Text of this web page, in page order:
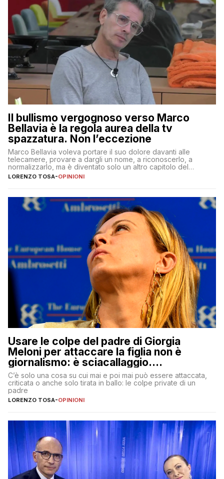
Il bullismo vergognoso verso Marco
Bellavia è la regola aurea della tv
spazzatura. Non l’eccezione
Marco Bellavia voleva portare il suo dolore davanti alle
telecamere, provare a dargli un nome, a riconoscerlo, a
normalizzarlo, ma è diventato solo un altro capitolo del
copione
LORENZO TOSA-OPINIONI
Usare le colpe del padre di Giorgia
Meloni per attaccare la figlia non è
giornalismo: è sciacallaggio.
Dimostriamo di essere diversi
C’è solo una cosa su cui mai e poi mai può essere attaccata,
criticata o anche solo tirata in ballo: le colpe private di un
padre
LORENZO TOSA-OPINIONI